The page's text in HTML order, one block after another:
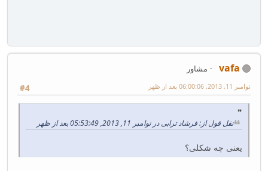
vafa
مشاور
#4
نوامبر 11, 2013, 06:00:06 بعد از ظهر
نقل قول از: فرشاد ترابی در نوامبر 11, 2013, 05:53:49 بعد از ظهر
یعنی چه شکلی؟